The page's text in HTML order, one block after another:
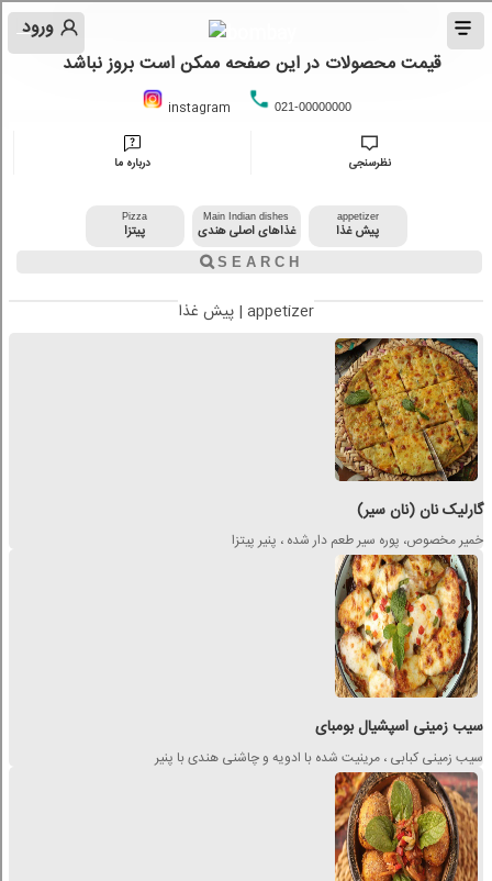
ورود
قیمت محصولات در این صفحه ممکن است بروز نباشد
instagram 021-00000000
درباره ما نظرسنجی
appetizer
پیش غذا
Main Indian dishes
غذاهای اصلی هندی
Pizza
پیتزا
پیش غذا | appetizer
گارلیک نان (نان سیر)
خمیر مخصوص، پوره سیر طعم دار شده ، پنیر پیتزا
سیب زمینی اسپشیال بومبای
سیب زمینی کبابی ، مرینیت شده با ادویه و چاشنی هندی با پنیر